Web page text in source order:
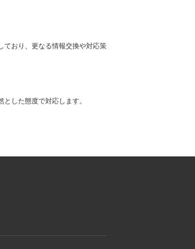
ており、更なる情報交換や対応策
した態度で対応します。